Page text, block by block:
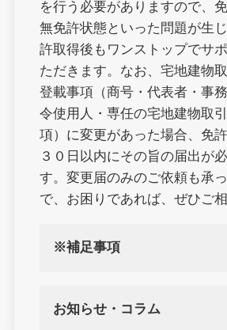
を行う必要がありますので、
無免許状態といった問題が生
許取得後もワンストップでサ
ただきます。なお、宅地建物
登載事項（商号・代表者・事
令使用人・専任の宅地建物取
項）に変更があった場合、免
３０日以内にその旨の届出が
す。変更届のみのご依頼も承
で、お困りであれば、ぜひご
※補足事項
お知らせ・コラム